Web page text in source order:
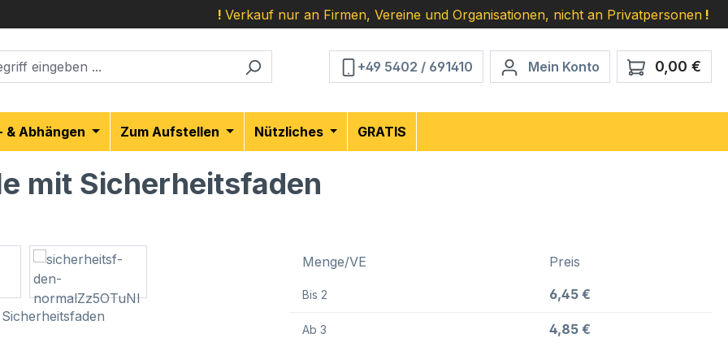
! Verkauf nur an Firmen, Vereine und Organisationen, nicht an Privatpersonen !
+49 5402 / 691410 Mein Konto 0,00 €
& Abhängen Zum Aufstellen Nützliches GRATIS
mit Sicherheitsfaden
Menge/VE Preis
Bis 2 6,45 €
Ab 3 4,85 €